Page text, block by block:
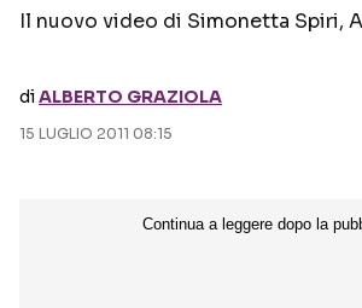
GOSSIP E CURIOSITÀ
TALENT
Il nuovo video di Simonetta Spiri,
diALBERTO GRAZIOLA
15 LUGLIO 2011 08:15